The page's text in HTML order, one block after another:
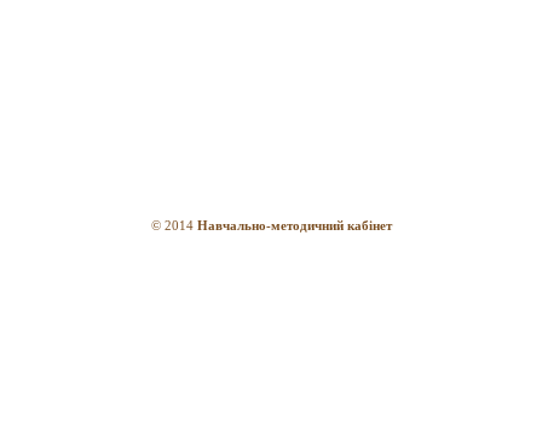
© 2014 Навчально-методичний кабінет